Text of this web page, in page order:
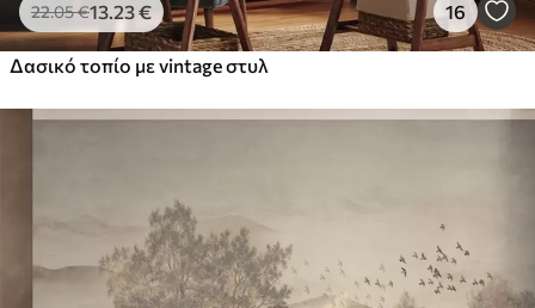
22.05€13 .23€ 16
Δασικό τοπίο με vintage στυλ